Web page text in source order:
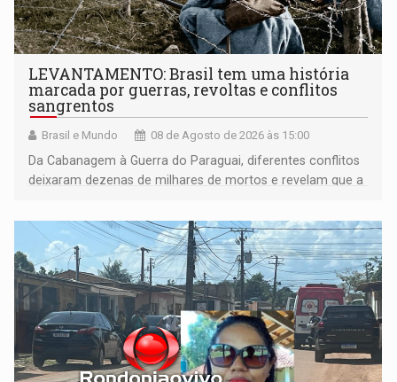
LEVANTAMENTO: Brasil tem uma história
marcada por guerras, revoltas e conflitos
sangrentos
Brasil e Mundo 08 de Agosto de 2026 às 15:00
Da Cabanagem à Guerra do Paraguai, diferentes conflitos
deixaram dezenas de milhares de mortos e revelam que a
territoriais e sociais